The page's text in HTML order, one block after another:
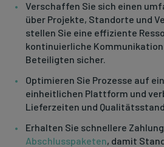
Verschaffen Sie sich einen
über Projekte, Standorte und
stellen Sie eine effiziente
kontinuierliche
Beteiligten sicher.
Optimieren Sie Prozesse auf
einheitlichen Plattform und
Lieferzeiten und
Erhalten Sie schnellere
Abschlusspaketen, damit